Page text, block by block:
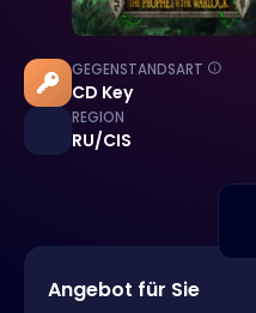
GEGENSTANDSART
CD Key
REGION
RU/CIS
Angebot für Sie